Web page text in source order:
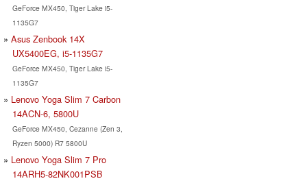
GeForce MX450, Tiger Lake i5-
1135G7
Asus Zenbook 14X
UX5400EG, i5-1135G7
GeForce MX450, Tiger Lake i5-
1135G7
Lenovo Yoga Slim 7 Carbon
14ACN-6, 5800U
GeForce MX450, Cezanne (Zen 3,
Ryzen 5000) R7 5800U
Lenovo Yoga Slim 7 Pro
14ARH5-82NK001PSB